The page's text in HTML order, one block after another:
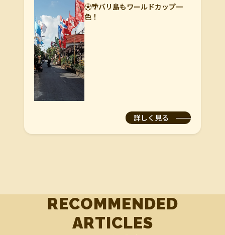
⚽🌴バリ島もワールドカップ一
色！
詳しく見る
RECOMMENDED
ARTICLES